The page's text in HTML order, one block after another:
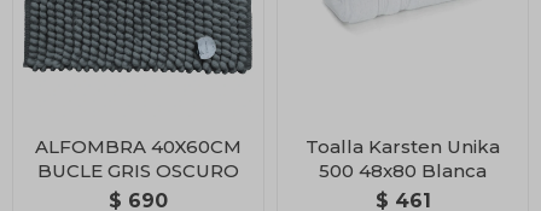
ALFOMBRA 40X60CM
BUCLE GRIS OSCURO
$ 690
Toalla Karsten Unika
500 48x80 Blanca
$ 461